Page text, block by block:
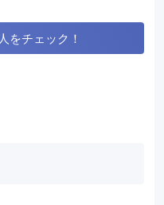
をチェック！